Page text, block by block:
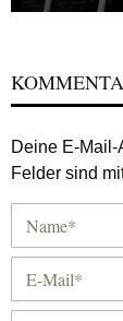
Deine E-Mail-
Felder sind